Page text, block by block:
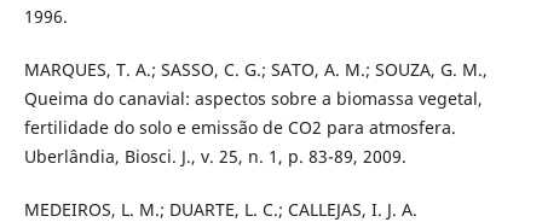
1996.
MARQUES, T. A.; SASSO, C. G.; SATO, A. M.; SOUZA, G. M.,
Queima do canavial: aspectos sobre a biomassa vegetal,
fertilidade do solo e emissão de CO2 para atmosfera.
Uberlândia, Biosci. J., v. 25, n. 1, p. 83-89, 2009.
MEDEIROS, L. M.; DUARTE, L. C.; CALLEJAS, I. J. A.